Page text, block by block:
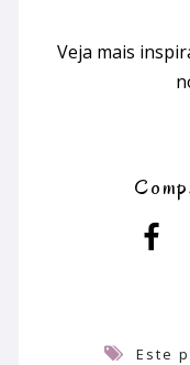
Veja mais
Este